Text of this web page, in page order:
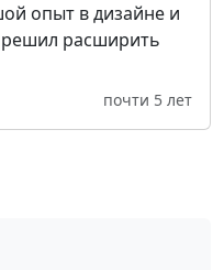
опыт в дизайне и
решил расширить
почти 5 лет